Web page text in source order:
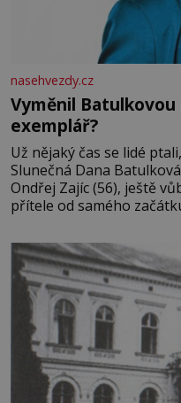
nasehvezdy.cz
Vyměnil
exemplář?
Už nějaký čas se lidé
Slunečná Dana
Ondřej Zajíc (56), ještě vůbec spolu.
přítele od samého